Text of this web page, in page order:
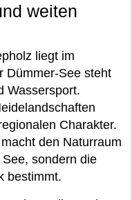
weiten
liegt im
Dümmer-See steht
Wassersport.
Charakter.
den Naturraum
sondern die
bestimmt.